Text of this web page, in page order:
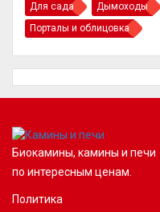
Для сада
Дымоходы
Порталы и облицовка
Биокамины, камины и печи
по интересным ценам.
Политика